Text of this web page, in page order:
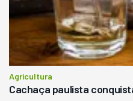
Agricultura
Cachaça paulista